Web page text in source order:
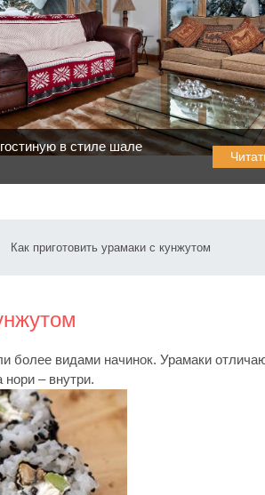
в стиле шале
Как приготовить урамаки с кунжутом
более видами начинок. Урамаки
нори – внутри.